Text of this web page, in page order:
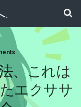
.
、これは
エクササ